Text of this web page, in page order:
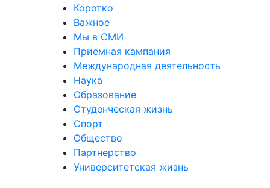
Коротко
Важное
Мы в СМИ
Приемная кампания
Международная деятельность
Наука
Образование
Студенческая жизнь
Спорт
Общество
Партнерство
Университетская жизнь